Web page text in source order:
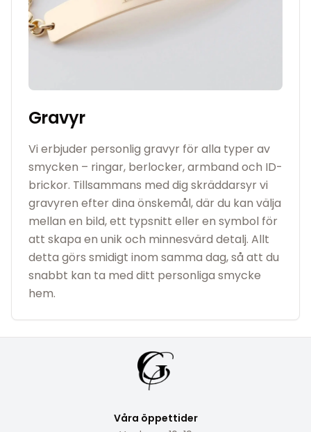
Gravyr
Vi erbjuder personlig gravyr för alla typer av
smycken – ringar, berlocker, armband och ID-
brickor. Tillsammans med dig skräddarsyr vi
gravyren efter dina önskemål, där du kan välja
mellan en bild, ett typsnitt eller en symbol för
att skapa en unik och minnesvärd detalj. Allt
detta görs smidigt inom samma dag, så att du
snabbt kan ta med ditt personliga smycke
hem.
Våra öppettider